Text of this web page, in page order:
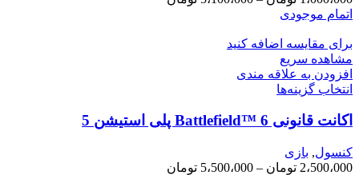
گزینه
ممکن
در
انتخاب
شوند
اتمام موجودی
برای مقایسه اضافه کنید
مشاهده سریع
افزودن به علاقه مندی
انتخاب گزینه‌ها
دارای
می
اکانت قانونی Battlefield™ 6 پلی استیشن 5
کنسول, بازی
2،500،000 تومان – 5،500،000 تومان